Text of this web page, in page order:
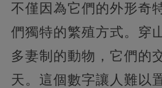
不僅因為它們的外形奇
們獨特的繁殖方式。穿
多妻制的動物，它們的
天。這個數字讓人難以